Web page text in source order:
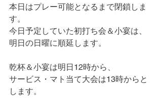
本日はプレー可能となるまで閉鎖しま
す。
今日予定していた初打ち会＆小宴は、
明日の日曜に順延します。
乾杯＆小宴は明日12時から、
サービス・マト当て大会は13時からと
します。